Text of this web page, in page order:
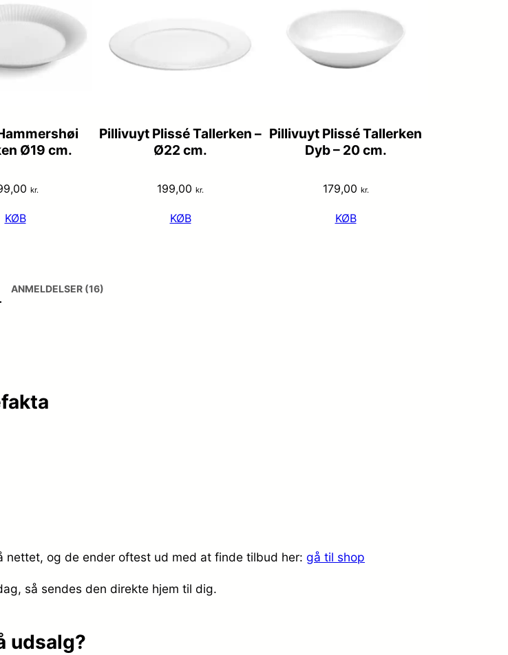
Ø19 cm.
kr.
KØB
Pillivuyt Plissé Tallerken –
Ø22 cm.
199,00 kr.
KØB
Pillivuyt Plissé Tallerken
Dyb – 20 cm.
179,00 kr.
KØB
ANMELDELSER (16)
nettet, og de ender oftest ud med at finde tilbud her: gå til shop
så sendes den direkte hjem til dig.
udsalg?